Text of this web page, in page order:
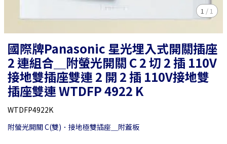
1 / 1
國際牌Panasonic 星光埋入式開關插座
2 連組合＿附螢光開關 C 2 切 2 插 110V
接地雙插座雙連 2 開 2 插 110V接地雙
插座雙連 WTDFP 4922 K
WTDFP4922K
附螢光開關 C(雙)．接地極雙插座＿附蓋板